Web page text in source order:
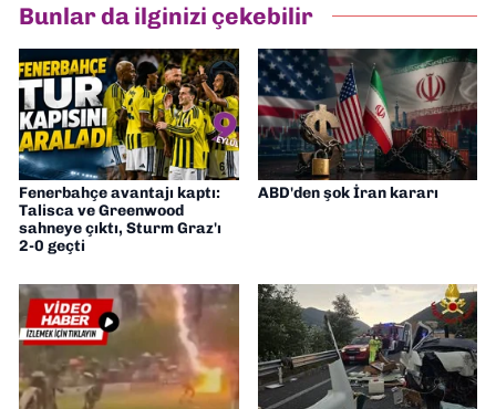
Gazetesi'nde editörlük yapıyorum
Bunlar da ilginizi çekebilir
Fenerbahçe avantajı kaptı:
Talisca ve Greenwood
sahneye çıktı, Sturm Graz'ı
2-0 geçti
ABD'den şok İran kararı